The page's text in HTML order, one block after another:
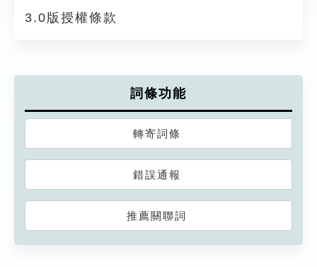
3.0版授權條款
詞條功能
轉寄詞條
錯誤通報
推薦關聯詞